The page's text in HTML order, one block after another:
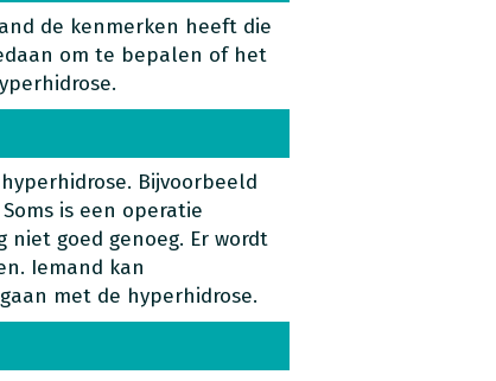
de kenmerken heeft die
om te bepalen of het
Bijvoorbeeld
is een operatie
goed genoeg. Er wordt
Iemand kan
met de hyperhidrose.